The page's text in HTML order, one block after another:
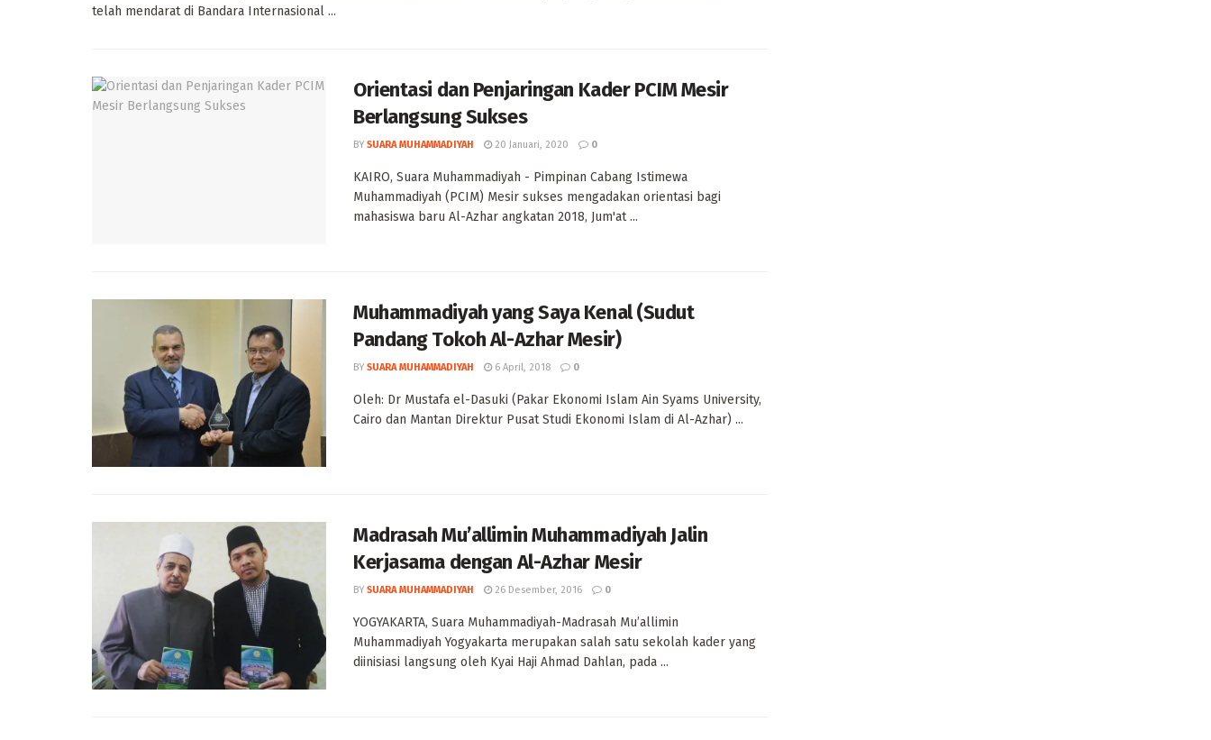
telah mendarat di Bandara Internasional ...
Orientasi dan Penjaringan Kader PCIM Mesir
Berlangsung Sukses
BY SUARA MUHAMMADIYAH 20 Januari, 2020 0
KAIRO, Suara Muhammadiyah - Pimpinan Cabang Istimewa
Muhammadiyah (PCIM) Mesir sukses mengadakan orientasi bagi
mahasiswa baru Al-Azhar angkatan 2018, Jum'at ...
Muhammadiyah yang Saya Kenal (Sudut
Pandang Tokoh Al-Azhar Mesir)
BY SUARA MUHAMMADIYAH 6 April, 2018 0
Oleh: Dr Mustafa el-Dasuki (Pakar Ekonomi Islam Ain Syams University,
Cairo dan Mantan Direktur Pusat Studi Ekonomi Islam di Al-Azhar) ...
Madrasah Mu’allimin Muhammadiyah Jalin
Kerjasama dengan Al-Azhar Mesir
BY SUARA MUHAMMADIYAH 26 Desember, 2016 0
YOGYAKARTA, Suara Muhammadiyah-Madrasah Mu’allimin
Muhammadiyah Yogyakarta merupakan salah satu sekolah kader yang
diinisiasi langsung oleh Kyai Haji Ahmad Dahlan, pada ...